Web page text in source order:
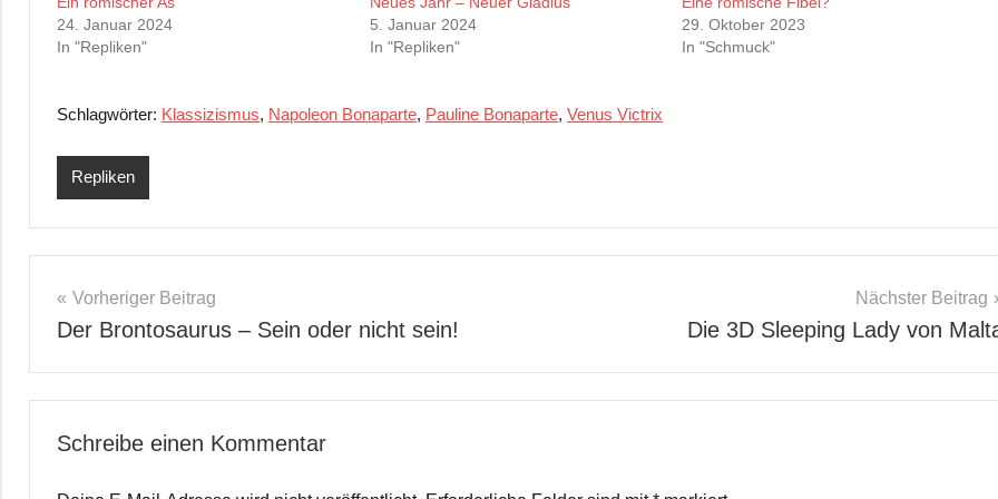
24. Januar 2024
In "Repliken"
5. Januar 2024
In "Repliken"
29. Oktober 2023
In "Schmuck"
Schlagwörter: Klassizismus, Napoleon Bonaparte, Pauline Bonaparte, Venus Victrix
Repliken
Beitrags-
Navigation
Vorheriger Beitrag
Der Brontosaurus – Sein oder nicht sein!
Nächster Beitrag
Die 3D Sleeping Lady von
Schreibe einen Kommentar